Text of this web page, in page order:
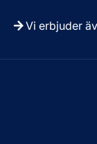
Vi erbjuder